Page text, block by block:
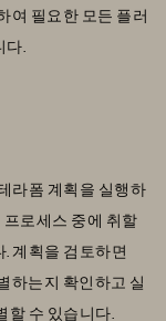
여 필요한 모든 플러
다.
라폼 계획을 실행하
로세스 중에 취할
계획을 검토하면
하는지 확인하고 실
할 수 있습니다.